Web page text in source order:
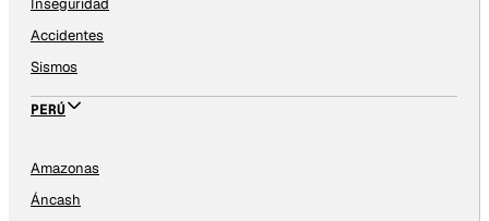
Inseguridad
Accidentes
Sismos
PERÚ
Amazonas
Áncash